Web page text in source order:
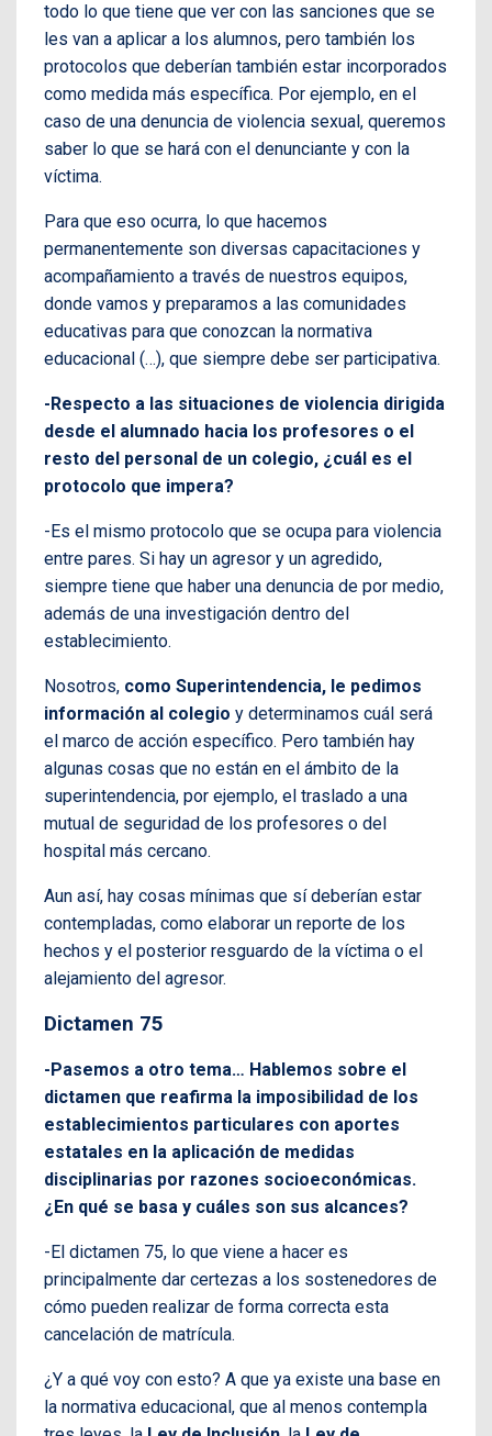
todo lo que tiene que ver con las sanciones que se
les van a aplicar a los alumnos, pero también los
protocolos que deberían también estar incorporados
como medida más específica. Por ejemplo, en el
caso de una denuncia de violencia sexual, queremos
saber lo que se hará con el denunciante y con la
víctima.
Para que eso ocurra, lo que hacemos
permanentemente son diversas capacitaciones y
acompañamiento a través de nuestros equipos,
donde vamos y preparamos a las comunidades
educativas para que conozcan la normativa
educacional (…), que siempre debe ser participativa.
-Respecto a las situaciones de violencia dirigida
desde el alumnado hacia los profesores o el
resto del personal de un colegio, ¿cuál es el
protocolo que impera?
-Es el mismo protocolo que se ocupa para violencia
entre pares. Si hay un agresor y un agredido,
siempre tiene que haber una denuncia de por medio,
además de una investigación dentro del
establecimiento.
Nosotros, como Superintendencia, le pedimos
información al colegio y determinamos cuál será
el marco de acción específico. Pero también hay
algunas cosas que no están en el ámbito de la
superintendencia, por ejemplo, el traslado a una
mutual de seguridad de los profesores o del
hospital más cercano.
Aun así, hay cosas mínimas que sí deberían estar
contempladas, como elaborar un reporte de los
hechos y el posterior resguardo de la víctima o el
alejamiento del agresor.
Dictamen 75
-Pasemos a otro tema… Hablemos sobre el
dictamen que reafirma la imposibilidad de los
establecimientos particulares con aportes
estatales en la aplicación de medidas
disciplinarias por razones socioeconómicas.
¿En qué se basa y cuáles son sus alcances?
-El dictamen 75, lo que viene a hacer es
principalmente dar certezas a los sostenedores de
cómo pueden realizar de forma correcta esta
cancelación de matrícula.
¿Y a qué voy con esto? A que ya existe una base en
la normativa educacional, que al menos contempla